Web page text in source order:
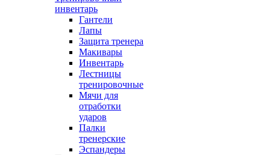
инвентарь
Гантели
Лапы
Защита тренера
Макивары
Инвентарь
Лестницы
тренировочные
Мячи для
отработки
ударов
Палки
тренерские
Эспандеры